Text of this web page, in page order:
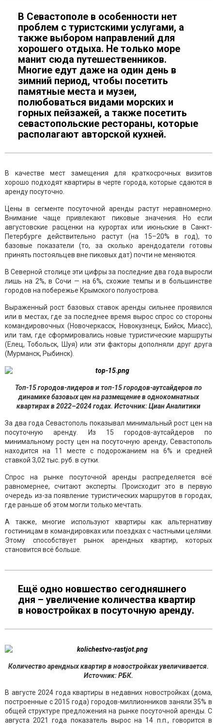
В Севастополе в особенности нет
проблем с туристскими услугами, а
также выбором направлений для
хорошего отдыха. Не только море
манит сюда путешественников.
Многие едут даже на один день в
зимний период, чтобы посетить
памятные места и музеи,
полюбоваться видами морских и
горных пейзажей, а также посетить
севастопольские рестораны, которые
располагают авторской кухней.
В качестве мест замещения для краткосрочных визитов
хорошо подходят квартиры в черте города, которые сдаются в
аренду посуточно.
Цены в сегменте посуточной аренды растут неравномерно.
Внимание чаще привлекают пиковые значения. Но если
августовские расценки на курортах или июньские в Санкт-
Петербурге действительно растут (на 15–20% в год), то
базовые показатели (то, за сколько арендодатели готовы
принять постояльцев вне пиковых дат) почти не меняются.
В Северной столице эти цифры за последние два года выросли
лишь на 2%, в Сочи — на 6%, схожие темпы и в большинстве
городов на побережье Крымского полуострова.
Выраженный рост базовых ставок аренды сильнее проявился
или в местах, где за последнее время вырос спрос со стороны
командировочных (Новочеркасск, Новокузнецк, Бийск, Миасс),
или там, где сформировались новые туристические маршруты
(Елец, Тобольск, Шуя) или эти факторы дополняли друг друга
(Мурманск, Рыбинск).
Топ-15 городов-лидеров и топ-15 городов-аутсайдеров по
динамике базовых цен на размещение в однокомнатных
квартирах в 2022–2024 годах. Источник: Циан Аналитики
За два года Севастополь показывал минимальный рост цен на
посуточную аренду. Из 15 городов-аутсайдеров по
минимальному росту цен на посуточную аренду, Севастополь
находится на 11 месте с подорожанием на 6% и средней
ставкой 3,02 тыс. руб. в сутки.
Спрос на рынке посуточной аренды распределяется всё
равномернее, считают эксперты. Происходит это в первую
очередь из-за появление туристических маршрутов в городах,
где раньше об этом могли только мечтать.
А также, многие используют квартиры как альтернативу
гостиницам в командировках или поездках с частными целями.
Этому способствует рынок арендных квартир, которых
становится всё больше.
Ещё одно новшество сегодняшнего
дня – увеличение количества квартир
в новостройках в посуточную аренду.
Количество арендных квартир в новостройках увеличивается.
Источник: РБК.
В августе 2024 года квартиры в недавних новостройках (дома,
построенные с 2015 года) городов-миллионников заняли 35% в
общей структуре предложения на рынке посуточной аренды. С
августа 2021 года показатель вырос на 14 п.п., говорится в